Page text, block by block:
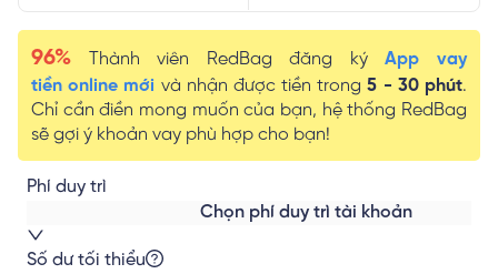
96% Thành viên RedBag đăng kýApp vay
tiền online mới và nhận được tiền trong5 - 30 phút.
Chỉ cần điền mong muốn của bạn, hệ thống RedBag
sẽ gợi ý khoản vay phù hợp cho bạn!
Phí duy trì
Chọn phí duy trì tài khoản
Số dư tối thiểu